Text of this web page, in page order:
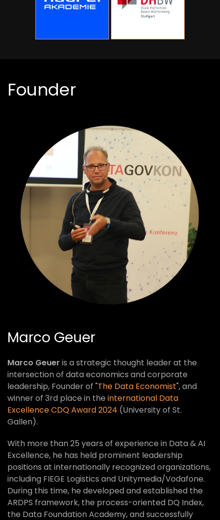
Founder
Marco Geuer
Marco Geuer is a strategic thought leader at the
intersection of data economics and corporate
leadership, Founder of "The Data Economist", and
winner of 3rd place in the international Data
Excellence CDQ Award 2024 (University of St.
Gallen).
With more than 25 years of experience in Data & AI
Excellence, he has held prominent leadership
positions at internationally recognized organizations,
including FIEGE Logistics and Unitymedia/Vodafone.
During this time, he developed and established the
ARDPS framework, the process-oriented DQ Index,
the Data Foundation Academy, and successfully